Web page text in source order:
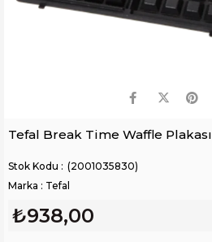
Tefal Break Time Waffle Plakası
(2001035830)
Marka : Tefal
₺938,00